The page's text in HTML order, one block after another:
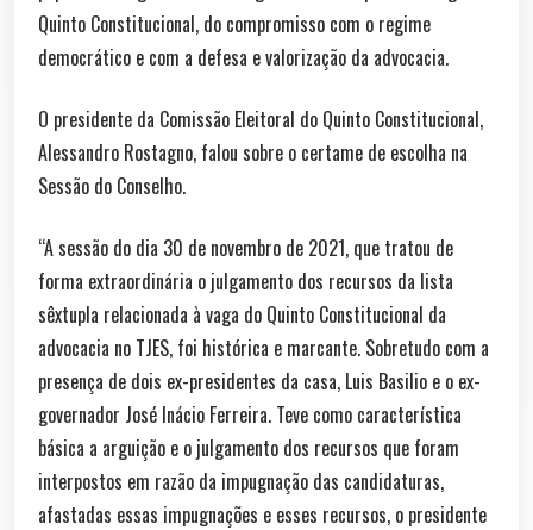
Quinto Constitucional, do compromisso com o regime
democrático e com a defesa e valorização da advocacia.
O presidente da Comissão Eleitoral do Quinto Constitucional,
Alessandro Rostagno, falou sobre o certame de escolha na
Sessão do Conselho.
“A sessão do dia 30 de novembro de 2021, que tratou de
forma extraordinária o julgamento dos recursos da lista
sêxtupla relacionada à vaga do Quinto Constitucional da
advocacia no TJES, foi histórica e marcante. Sobretudo com a
presença de dois ex-presidentes da casa, Luis Basilio e o ex-
governador José Inácio Ferreira. Teve como característica
básica a arguição e o julgamento dos recursos que foram
interpostos em razão da impugnação das candidaturas,
afastadas essas impugnações e esses recursos, o presidente